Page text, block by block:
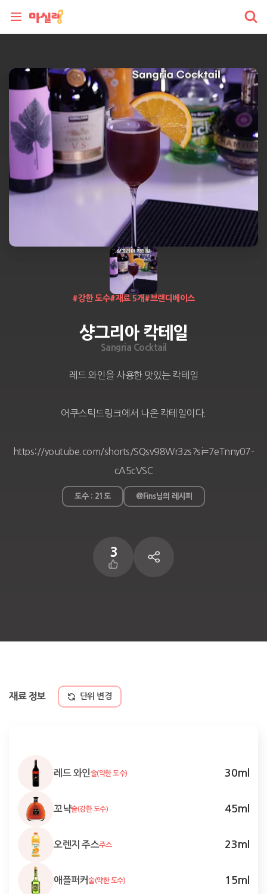
#강한 도수#재료 5개 #브랜디베이스
샹그리아 칵테일
Sangria Cocktail
레드 와인을 사용한 맛있는 칵테일
어쿠스틱드링크에서 나온 칵테일이다.
https://youtube.com/shorts/SQsv98Wr3zs?si=7eTnny07-
cA5cVSC
도수 : 21도 @Fins님의 레시피
3
재료 정보 단위 변경
레드 와인술(약한 도수) 30ml
꼬냑술(강한 도수) 45ml
오렌지 주스주스 23ml
애플퍼커술(약한 도수) 15ml